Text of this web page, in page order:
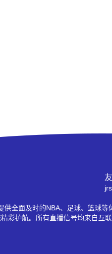
供全面及时的NBA、足球、篮球
彩护航。所有直播信号均来自互